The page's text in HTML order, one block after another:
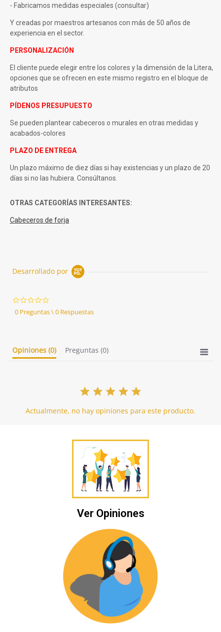
- Fabricamos medidas especiales (consultar)
Y creadas por maestros artesanos con más de 50 años de
experiencia en el sector.
PERSONALIZACIÓN
El cliente puede elegir entre los colores y la dimensión de la Litera,
opciones que se ofrecen en este mismo registro en el bloque de
atributos
PÍDENOS PRESUPUESTO
Se pueden plantear cabeceros o murales en otras medidas y
acabados-colores
PLAZO DE ENTREGA
Un plazo máximo de diez días si hay existencias y un plazo de 20
días si no las hubiera. Consúltanos.
OTRAS CATEGORÍAS INTERESANTES:
Cabeceros de forja
Desarrollado por
star
rating
0 Preguntas \ 0 Respuestas
Opiniones (0) Preguntas (0)
Actualmente, no hay opiniones para este producto.
Ver Opiniones